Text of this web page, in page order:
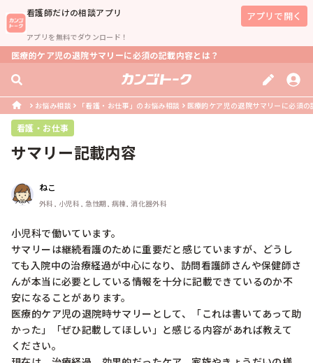
看護師だけの相談アプリ
アプリを無料でダウンロード！
アプリで開く
医療的ケア児の退院サマリーに必須の記載内容とは？
お悩み相談 「看護・お仕事」のお悩み相談 医療的ケア児の退院サマリーに必須
看護・お仕事
サマリー記載内容
ねこ
外科, 小児科, 急性期, 病棟, 消化器外科
小児科で働いています。
サマリーは継続看護のために重要だと感じていますが、どうし
ても入院中の治療経過が中心になり、訪問看護師さんや保健師さ
んが本当に必要としている情報を十分に記載できているのか不
安になることがあります。
医療的ケア児の退院時サマリーとして、「これは書いてあって助
かった」「ぜひ記載してほしい」と感じる内容があれば教えて
ください。